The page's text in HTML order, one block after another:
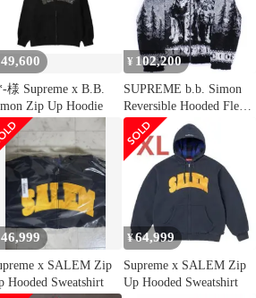
49,600
様 Supreme x B.B.
Zip Up Hoodie
¥ 102,200
SUPREME b.b. Simon
Reversible Hooded Fleece
Jacket XLサイズ ブラッ
ク
46,999
x SALEM Zip
Hooded Sweatshirt
¥64,999
Supreme x SALEM Zip
Up Hooded Sweatshirt